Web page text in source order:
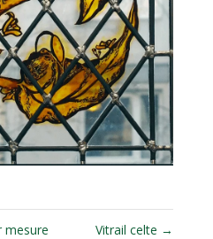
mesure Vitrail celte →